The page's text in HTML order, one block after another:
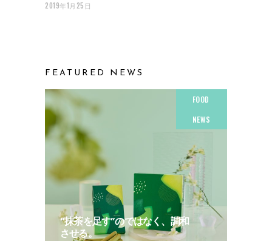
2019年1月25日
FEATURED NEWS
FOOD
NEWS
“抹茶を足す”のではなく、調和
させる。